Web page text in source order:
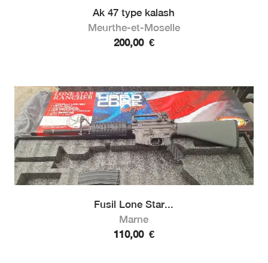
Ak 47 type kalash
Meurthe-et-Moselle
200,00 €
Fusil Lone Star...
Marne
110,00 €